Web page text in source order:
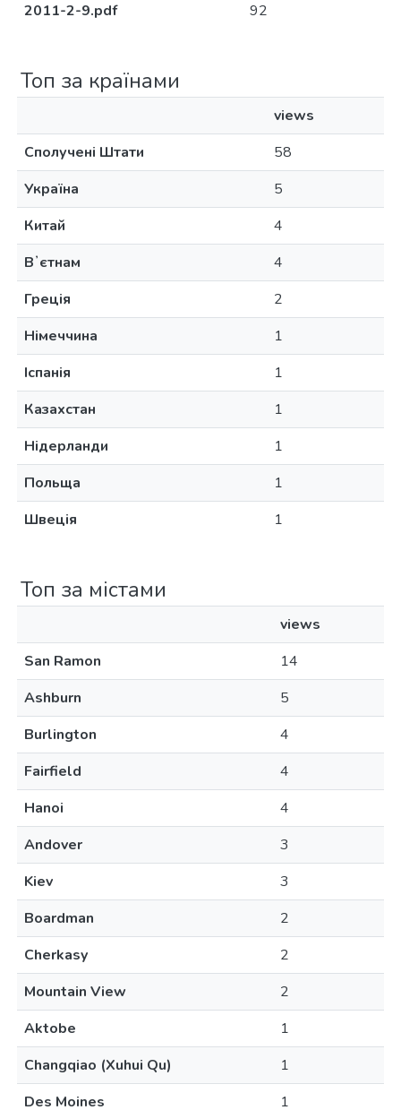
2011-2-9.pdf
92
Топ за країнами
views
Сполучені Штати
58
Україна
5
Китай
4
Вʼєтнам
4
Греція
2
Німеччина
1
Іспанія
1
Казахстан
1
Нідерланди
1
Польща
1
Швеція
1
Топ за містами
views
San Ramon
14
Ashburn
5
Burlington
4
Fairfield
4
Hanoi
4
Andover
3
Kiev
3
Boardman
2
Cherkasy
2
Mountain View
2
Aktobe
1
Changqiao (Xuhui Qu)
1
Des Moines
1